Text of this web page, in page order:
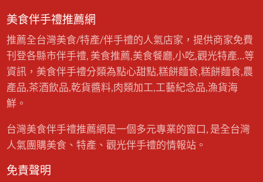
美食伴手禮推薦網
推薦全台灣美食/特產/伴手禮的人氣店家，提供商家免費
刊登各縣市伴手禮, 美食推薦,美食餐廳,小吃,觀光特產…等
資訊，美食伴手禮分類為點心甜點,糕餅麵食,糕餅麵食,農
產品,茶酒飲品,乾貨醬料,肉類加工,工藝紀念品,漁貨海
鮮。
台灣美食伴手禮推薦網是一個多元專業的窗口, 是全台灣
人氣團購美食、特產、觀光伴手禮的情報站。
免責聲明